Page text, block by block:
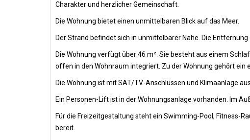
Charakter und herzlicher Gemeinschaft.
Die Wohnung bietet einen unmittelbaren Blick auf das Meer.
Der Strand befindet sich in unmittelbarer Nähe. Die
Die Wohnung verfügt über 46 m². Sie besteht aus einem
offen in den Wohnraum integriert. Zu der Wohnung gehört ein
Die Wohnung ist mit SAT/TV-Anschlüssen und Klimaanlage
Ein Personen-Lift ist in der Wohnungsanlage vorhanden. Im
Für die Freizeitgestaltung steht ein Swimming-Pool, Fitness-
bereit.